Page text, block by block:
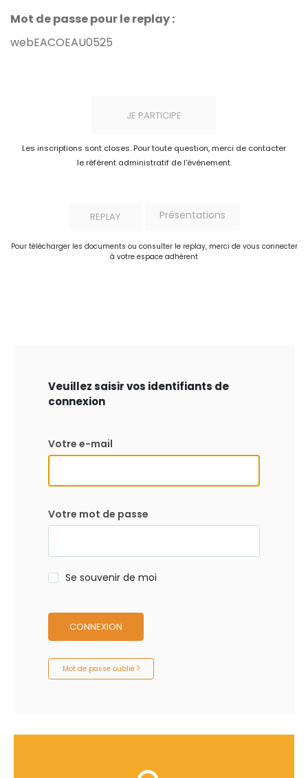
Mot de passe pour le replay :
webEACOEAU0525
JE PARTICIPE
Les inscriptions sont closes. Pour toute question, merci de contacter
le référent administratif de l'événement.
REPLAY Présentations
Pour télécharger les documents ou consulter le replay, merci de vous connecter
à votre espace adhérent
Veuillez saisir vos identifiants de
connexion
Votre e-mail
Votre mot de passe
Se souvenir de moi
CONNEXION
Mot de passe oublié ?